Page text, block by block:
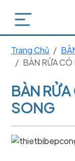
Trang Chủ
BÀN RỬA
BÀN
SONG